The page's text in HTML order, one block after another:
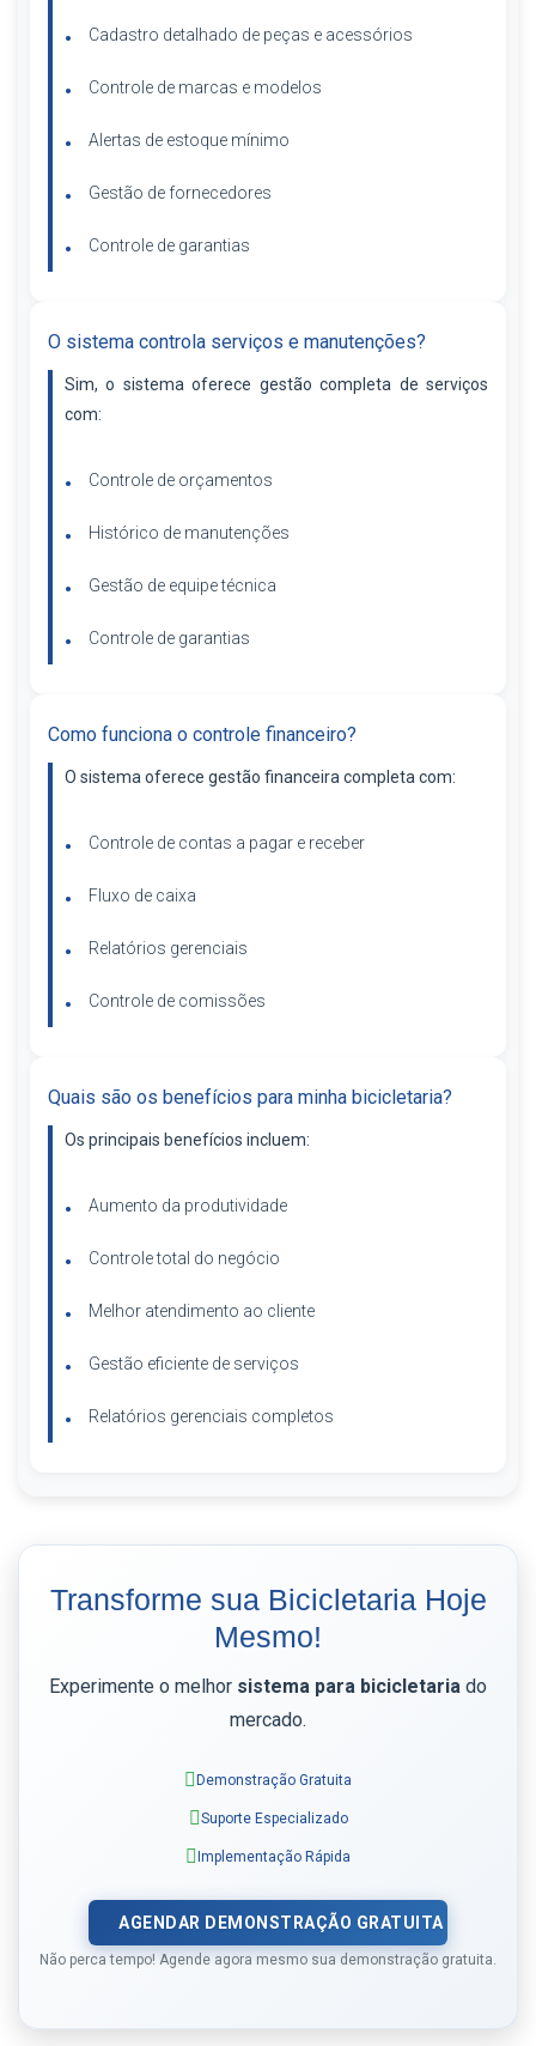
Cadastro detalhado de peças e acessórios
Controle de marcas e modelos
Alertas de estoque mínimo
Gestão de fornecedores
Controle de garantias
O sistema controla serviços e manutenções?
Sim, o sistema oferece gestão completa de serviços
com:
Controle de orçamentos
Histórico de manutenções
Gestão de equipe técnica
Controle de garantias
Como funciona o controle financeiro?
O sistema oferece gestão financeira completa com:
Controle de contas a pagar e receber
Fluxo de caixa
Relatórios gerenciais
Controle de comissões
Quais são os benefícios para minha bicicletaria?
Os principais benefícios incluem:
Aumento da produtividade
Controle total do negócio
Melhor atendimento ao cliente
Gestão eficiente de serviços
Relatórios gerenciais completos
Transforme sua Bicicletaria Hoje
Mesmo!
Experimente o melhor sistema para bicicletaria do
mercado.
Demonstração Gratuita
Suporte Especializado
Implementação Rápida
AGENDAR DEMONSTRAÇÃO GRATUITA
Não perca tempo! Agende agora mesmo sua demonstração gratuita.